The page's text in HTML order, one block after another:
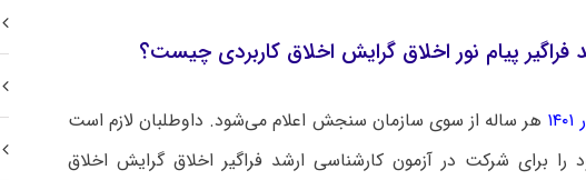
فراگیر پیام نور اخلاق گرایش اخلاق کاربردی چیست؟
هر ساله از سوی سازمان سنجش اعلام می‌شود. داوطلبان لازم است
را برای شرکت در آزمون کارشناسی ارشد فراگیر اخلاق گرایش اخلاق